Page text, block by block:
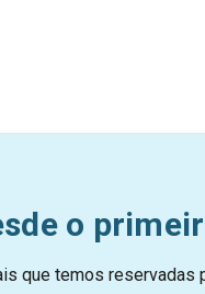
o
que temos reservadas